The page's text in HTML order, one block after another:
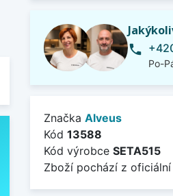
phone
Po-
Značka Alveus
Kód 13588
Kód výrobce SETA515
Zboží pochází z